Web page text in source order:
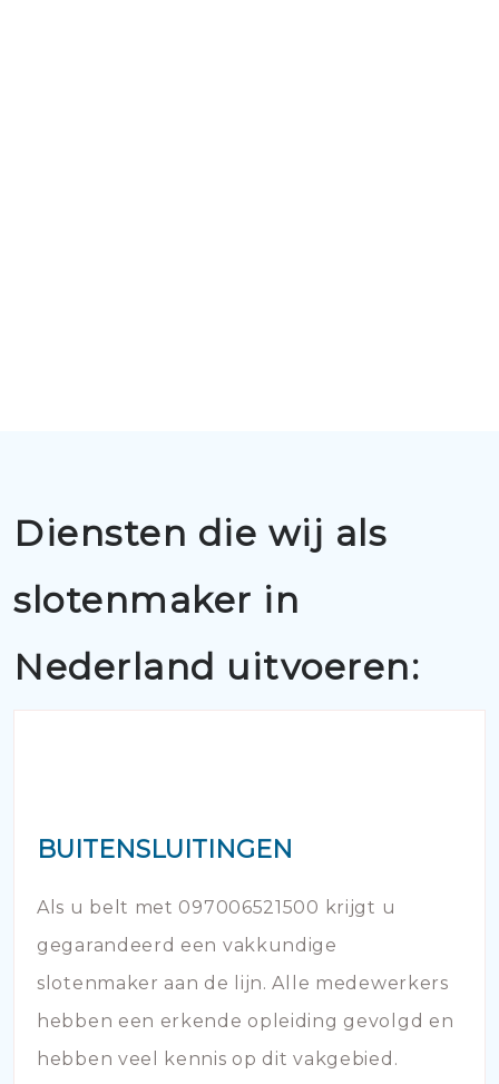
Diensten die wij als
slotenmaker in
Nederland uitvoeren:
BUITENSLUITINGEN
Als u belt met 097006521500 krijgt u
gegarandeerd een vakkundige
slotenmaker aan de lijn. Alle medewerkers
hebben een erkende opleiding gevolgd en
hebben veel kennis op dit vakgebied.